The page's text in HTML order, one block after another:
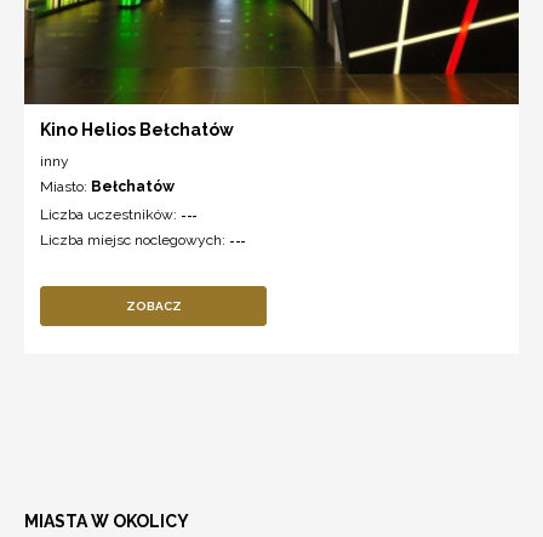
Kino Helios Bełchatów
inny
Miasto: Bełchatów
Liczba uczestników: ---
Liczba miejsc noclegowych: ---
ZOBACZ
MIASTA W OKOLICY